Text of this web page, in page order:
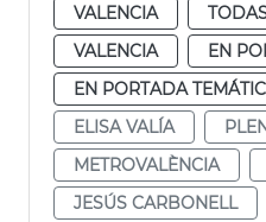
VALENCIA
VALENCIA
EN
EN PORTADA
ELISA VALÍA
METROVALÈNCIA
JESÚS CARBONELL